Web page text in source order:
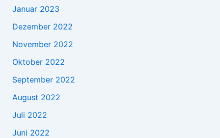
Januar 2023
Dezember 2022
November 2022
Oktober 2022
September 2022
August 2022
Juli 2022
Juni 2022